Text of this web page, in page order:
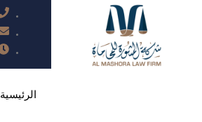
الرئيسية